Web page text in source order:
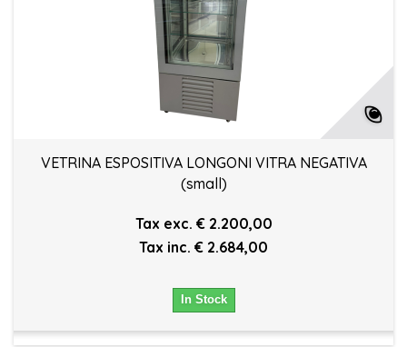
VETRINA ESPOSITIVA LONGONI VITRA NEGATIVA
(small)
Tax exc. € 2.200,00
Tax inc. € 2.684,00
In Stock